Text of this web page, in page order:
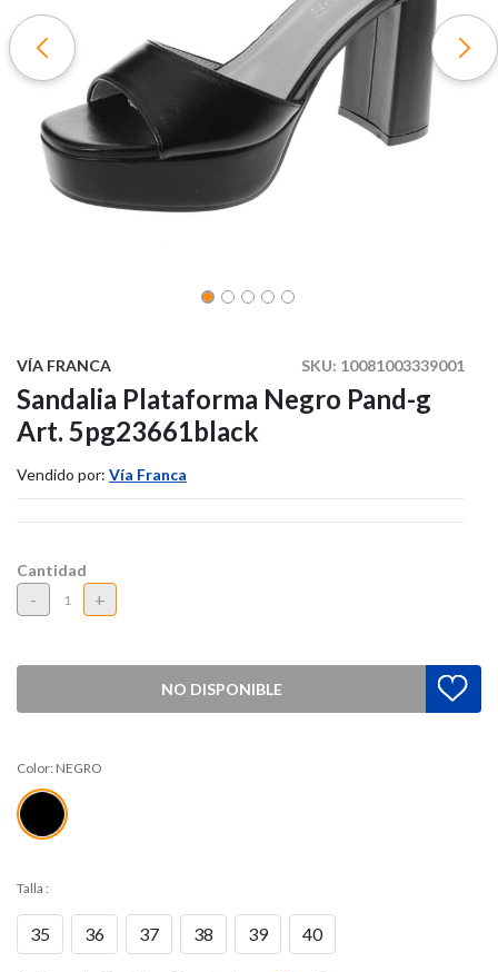
SKU: 10081003339001
VÍA FRANCA
Sandalia Plataforma Negro Pand-g
Art. 5pg23661black
Vendido por: Vía Franca
Cantidad
- +
NO DISPONIBLE
Color: NEGRO
Talla :
35 36 37 38 39 40